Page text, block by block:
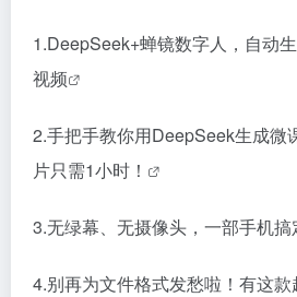
1.DeepSeek+蝉镜数字人，自动
视频
2.手把手教你用DeepSeek生成微
片只需1小时！
3.无绿幕、无摄像头，一部手机搞
4.别再为文件格式发愁啦！有这